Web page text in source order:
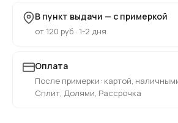
В пункт выдачи — с примеркой
от 120 руб · 1-2 дня
Оплата
После примерки: картой,
Сплит, Долями, Рассрочка